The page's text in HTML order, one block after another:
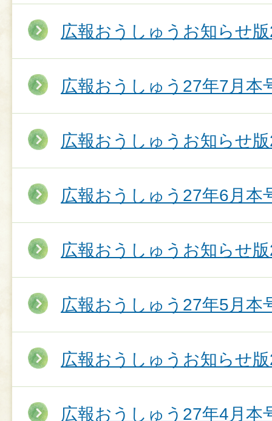
広報おうしゅうお知らせ
広報おうしゅう27年7月本
広報おうしゅうお知らせ
広報おうしゅう27年6月本
広報おうしゅうお知らせ
広報おうしゅう27年5月本
広報おうしゅうお知らせ
広報おうしゅう27年4月本